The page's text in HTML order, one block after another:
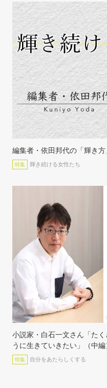
編集者・依田邦代の「輝き方
特集 輝き続ける女性たち
小説家・白石一文さん「た
うに生きていきたい」（中編
特集 自分をあたらしくする